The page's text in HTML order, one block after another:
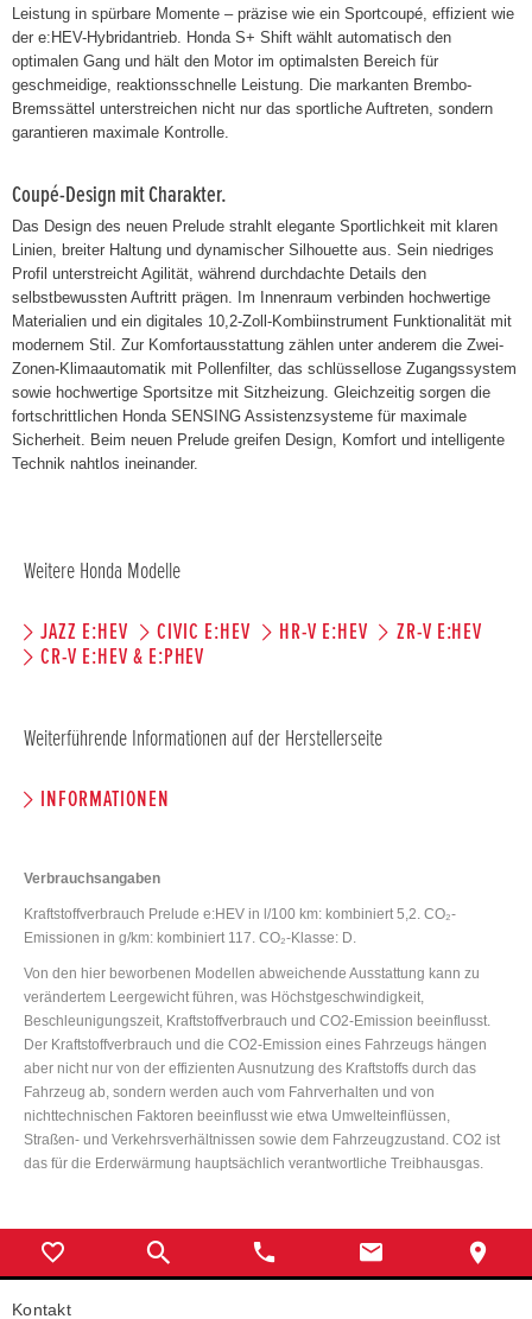
Leistung in spürbare Momente – präzise wie ein Sportcoupé, effizient wie
der e:HEV-Hybridantrieb. Honda S+ Shift wählt automatisch den
optimalen Gang und hält den Motor im optimalsten Bereich für
geschmeidige, reaktionsschnelle Leistung. Die markanten Brembo-
Bremssättel unterstreichen nicht nur das sportliche Auftreten, sondern
garantieren maximale Kontrolle.
Coupé-Design mit Charakter.
Das Design des neuen Prelude strahlt elegante Sportlichkeit mit klaren
Linien, breiter Haltung und dynamischer Silhouette aus. Sein niedriges
Profil unterstreicht Agilität, während durchdachte Details den
selbstbewussten Auftritt prägen. Im Innenraum verbinden hochwertige
Materialien und ein digitales 10,2-Zoll-Kombiinstrument Funktionalität mit
modernem Stil. Zur Komfortausstattung zählen unter anderem die Zwei-
Zonen-Klimaautomatik mit Pollenfilter, das schlüssellose Zugangssystem
sowie hochwertige Sportsitze mit Sitzheizung. Gleichzeitig sorgen die
fortschrittlichen Honda SENSING Assistenzsysteme für maximale
Sicherheit. Beim neuen Prelude greifen Design, Komfort und intelligente
Technik nahtlos ineinander.
Weitere Honda Modelle
JAZZ E:HEV CIVIC E:HEV HR-V E:HEV
ZR-V E:HEV
CR-V E:HEV & E:PHEV
Weiterführende Informationen auf der Herstellerseite
INFORMATIONEN
Verbrauchsangaben
Kraftstoffverbrauch Prelude e:HEV in l/100 km: kombiniert 5,2. CO₂-
Emissionen in g/km: kombiniert 117. CO₂-Klasse: D.
Von den hier beworbenen Modellen abweichende Ausstattung kann zu
verändertem Leergewicht führen, was Höchstgeschwindigkeit,
Beschleunigungszeit, Kraftstoffverbrauch und CO2-Emission beeinflusst.
Der Kraftstoffverbrauch und die CO2-Emission eines Fahrzeugs hängen
aber nicht nur von der effizienten Ausnutzung des Kraftstoffs durch das
Fahrzeug ab, sondern werden auch vom Fahrverhalten und von
nichttechnischen Faktoren beeinflusst wie etwa Umwelteinflüssen,
Straßen- und Verkehrsverhältnissen sowie dem Fahrzeugzustand. CO2 ist
das für die Erderwärmung hauptsächlich verantwortliche Treibhausgas.
Kontakt